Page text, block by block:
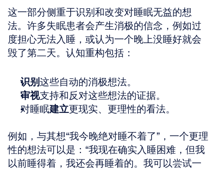
这一部分侧重于识别和改变对睡眠无益的想
法。许多失眠患者会产生消极的信念，例如过
度担心无法入睡，或认为一个晚上没睡好就会
毁了第二天。认知重构包括：
识别这些自动的消极想法。
审视支持和反对这些想法的证据。
对睡眠建立更现实、更理性的看法。
例如，与其想“我今晚绝对睡不着了”，一个更理
性的想法可以是：“我现在确实入睡困难，但我
以前睡得着，我还会再睡着的。我可以尝试一